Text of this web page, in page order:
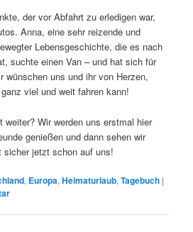
der vor Abfahrt zu erledigen war,
Anna, eine sehr reizende und
Lebensgeschichte, die es nach
suchte einen Van – und hat sich für
wünschen uns und ihr von Herzen,
viel und weit fahren kann!
Wir werden uns erstmal hier
genießen und dann sehen wir
sicher jetzt schon auf uns!
, Europa,Heimaturlaub,Tagebuch |